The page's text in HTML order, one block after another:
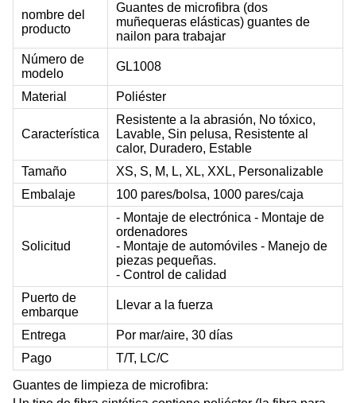
nombre del
producto
Guantes de microfibra (dos
muñequeras elásticas) guantes de
nailon para trabajar
Número de
modelo
GL1008
Material Poliéster
Característica
Resistente a la abrasión, No tóxico,
Lavable, Sin pelusa, Resistente al
calor, Duradero, Estable
Tamaño
XS, S, M, L, XL, XXL, Personalizable
Embalaje
100 pares/bolsa, 1000 pares/caja
Solicitud
- Montaje de electrónica - Montaje de
ordenadores
- Montaje de automóviles - Manejo de
piezas pequeñas.
- Control de calidad
Puerto de
embarque
Llevar a la fuerza
Entrega
Por mar/aire, 30 días
Pago
T/T, LC/C
Guantes de limpieza de microfibra: